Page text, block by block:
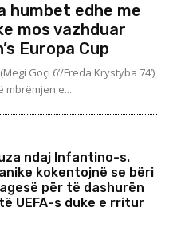
humbet edhe me
mos vazhduar
Europa Cup
Goçi 6’/Freda Krystyba 74’)
mbrëmjen e...
ndaj Infantino-s.
kokentojnë se bëri
për të dashurën
UEFA-s duke e rritur